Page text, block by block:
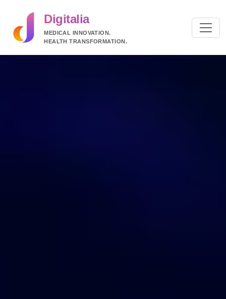
Digitalia
MEDICAL INNOVATION.
HEALTH TRANSFORMATION.